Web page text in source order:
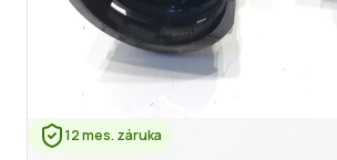
12 mes. záruka